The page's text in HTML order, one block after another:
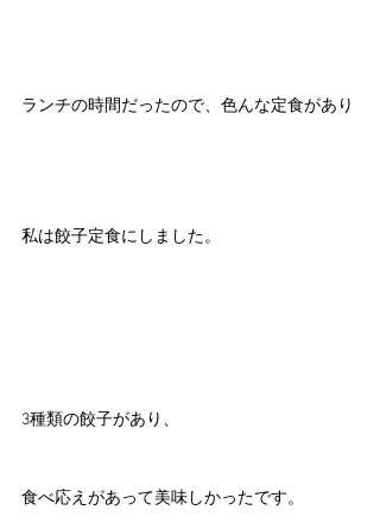
ランチの時間だったので、色んな定食があり
私は餃子定食にしました。
3種類の餃子があり、
食べ応えがあって美味しかったです。